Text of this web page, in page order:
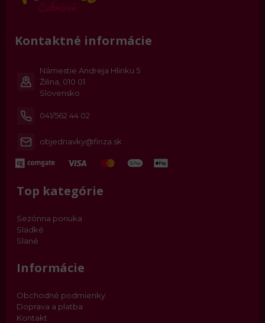
Kontaktné informácie
Námestie Andreja Hlinku 5
Žilina, 010 01
Slovensko
041/562 44 02
objednavky@finza.sk
Top kategórie
Sezónna ponuka
Sladké
Slané
Informácie
Obchodné podmienky
Doprava a platba
Kontakt